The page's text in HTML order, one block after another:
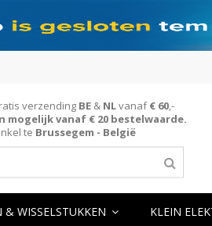
verzending BE& NLvanaf€ 60,-
mogelijk vanaf € 20 bestelwaarde.
te Brussegem - België
& WISSELSTUKKEN KLEIN